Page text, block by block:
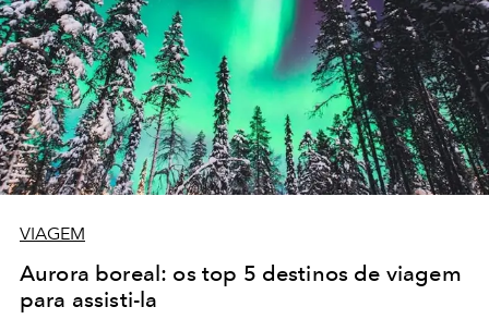
VIAGEM
Aurora boreal: os top 5 destinos de viagem
para assisti-la